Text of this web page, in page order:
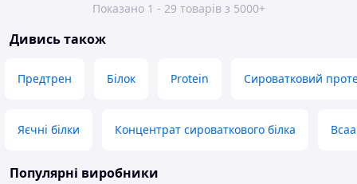
Показано 1 - 29 товарів з 5000+
Дивись також
Предтрен Білок Protein Сироватковий
Яєчні білки Концентрат сироваткового білка Bcaa
Популярні виробники